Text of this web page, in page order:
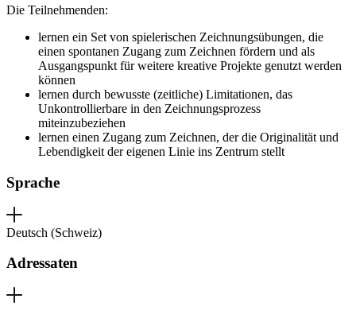
Die Teilnehmenden:
lernen ein Set von spielerischen Zeichnungsübungen, die
einen spontanen Zugang zum Zeichnen fördern und als
Ausgangspunkt für weitere kreative Projekte genutzt werden
können
lernen durch bewusste (zeitliche) Limitationen, das
Unkontrollierbare in den Zeichnungsprozess
miteinzubeziehen
lernen einen Zugang zum Zeichnen, der die Originalität und
Lebendigkeit der eigenen Linie ins Zentrum stellt
Sprache
Deutsch (Schweiz)
Adressaten